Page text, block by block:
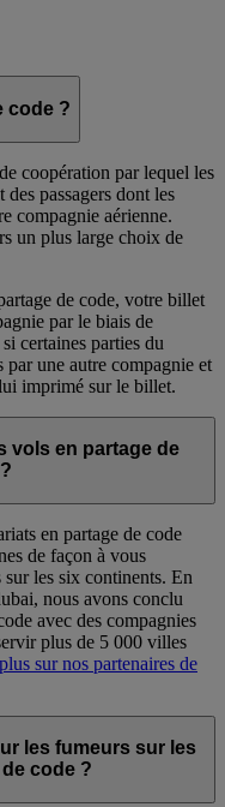
code ?
coopération par lequel les
passagers dont les
compagnie aérienne.
un plus large choix de
de code, votre billet
par le biais de
certaines parties du
une autre compagnie et
imprimé sur le billet.
vols en partage de
en partage de code
de façon à vous
les six continents. En
nous avons conclu
avec des compagnies
plus de 5 000 villes
sur nos partenaires de
les fumeurs sur les
code ?